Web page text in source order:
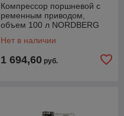
Компрессор поршневой с
ременным приводом,
объем 100 л NORDBERG
Нет в наличии
1 694,60 руб.